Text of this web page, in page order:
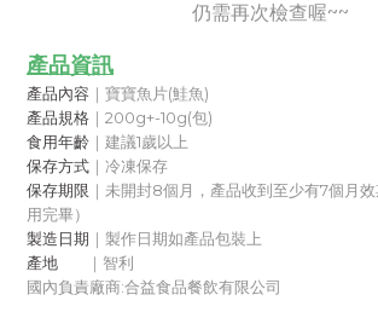
仍需再次檢查喔~~
產品資訊
產品內容 ｜寶寶魚片(鮭魚)
產品規格 ｜200g+-10g(包)
食用年齡 ｜建議1歲以上
保存方式 ｜冷凍保存
保存期限 ｜未開封8個月， 產品收到至少有7個月效
用完畢）
製造日期 ｜製作日期如產品包裝上
產地
｜智利
國內負責廠商:合益食品餐飲有限公司